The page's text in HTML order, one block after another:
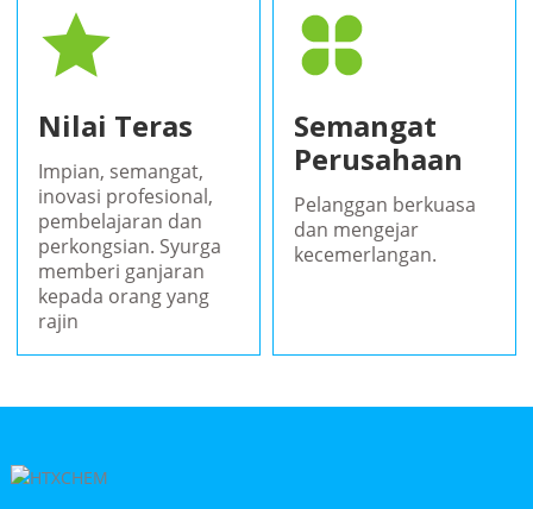
Nilai Teras
Impian, semangat,
inovasi profesional,
pembelajaran dan
perkongsian. Syurga
memberi ganjaran
kepada orang yang
rajin
Semangat
Perusahaan
Pelanggan berkuasa
dan mengejar
kecemerlangan.